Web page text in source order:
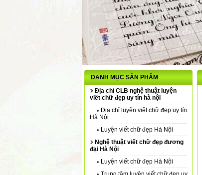
DANH MỤC SẢN PHẨM
Địa chỉ CLB nghệ thuật luyện
viết chữ đẹp uy tín hà nội
Địa chỉ luyện viết chữ đẹp uy tín
Hà Nội
Luyện viết chữ đẹp Hà Nội
Nghệ thuật viết chữ đẹp đương
đại Hà Nội
Luyện viết chữ đẹp Hà Nội